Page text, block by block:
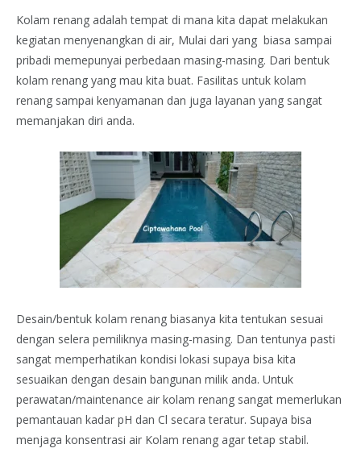
Kolam renang adalah tempat di mana kita dapat melakukan
kegiatan menyenangkan di air, Mulai dari yang biasa sampai
pribadi memepunyai perbedaan masing-masing. Dari bentuk
kolam renang yang mau kita buat. Fasilitas untuk kolam
renang sampai kenyamanan dan juga layanan yang sangat
memanjakan diri anda.
Desain/bentuk kolam renang biasanya kita tentukan sesuai
dengan selera pemiliknya masing-masing. Dan tentunya pasti
sangat memperhatikan kondisi lokasi supaya bisa kita
sesuaikan dengan desain bangunan milik anda. Untuk
perawatan/maintenance air kolam renang sangat memerlukan
pemantauan kadar pH dan Cl secara teratur. Supaya bisa
menjaga konsentrasi air Kolam renang agar tetap stabil.